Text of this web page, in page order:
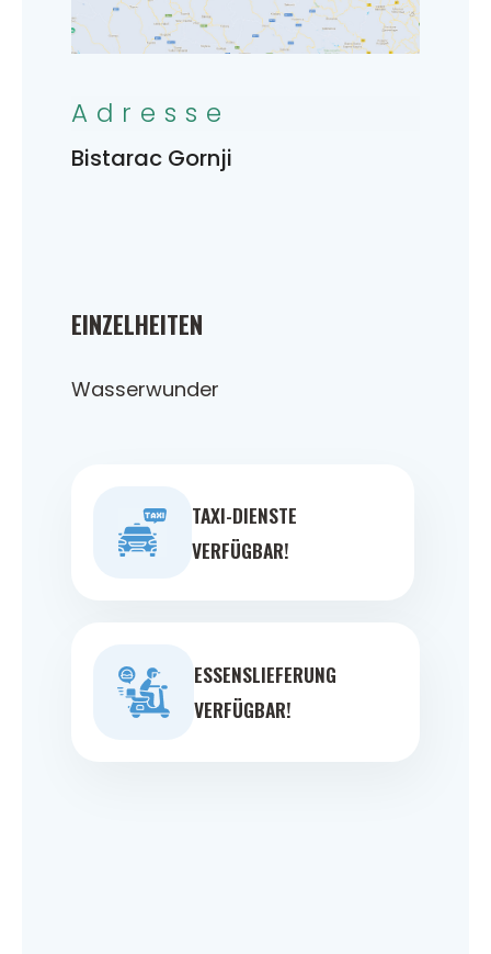
EINZELHEITEN
Wasserwunder
TAXI-DIENSTE
VERFÜGBAR!
ESSENSLIEFERUNG
VERFÜGBAR!
Adresse
Bistarac Gornji